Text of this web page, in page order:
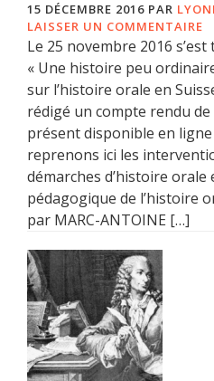
15 DÉCEMBRE 2016 PAR
LAISSER UN COMMENTAIRE
Le 25 novembre 2016
« Une histoire peu
sur l’histoire orale en
rédigé un compte rendu
présent disponible en ligne
reprenons ici les
démarches d’histoire orale
pédagogique de l’histoire
par MARC-ANTOINE […]